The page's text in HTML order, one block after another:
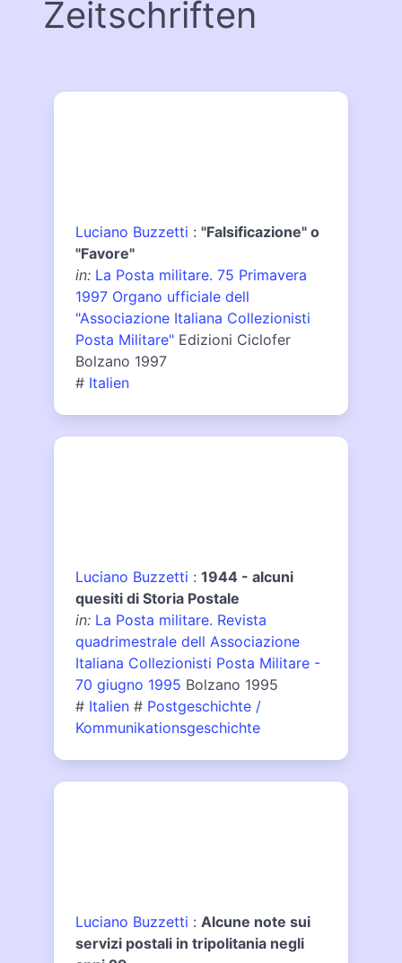
Zeitschriften
Luciano Buzzetti : "Falsificazione" o
"Favore"
in: La Posta militare. 75 Primavera
1997 Organo ufficiale dell
"Associazione Italiana Collezionisti
Posta Militare" Edizioni Ciclofer
Bolzano 1997
# Italien
Luciano Buzzetti : 1944 - alcuni
quesiti di Storia Postale
in: La Posta militare. Revista
quadrimestrale dell Associazione
Italiana Collezionisti Posta Militare -
70 giugno 1995 Bolzano 1995
# Italien # Postgeschichte /
Kommunikationsgeschichte
Luciano Buzzetti : Alcune note sui
servizi postali in tripolitania negli